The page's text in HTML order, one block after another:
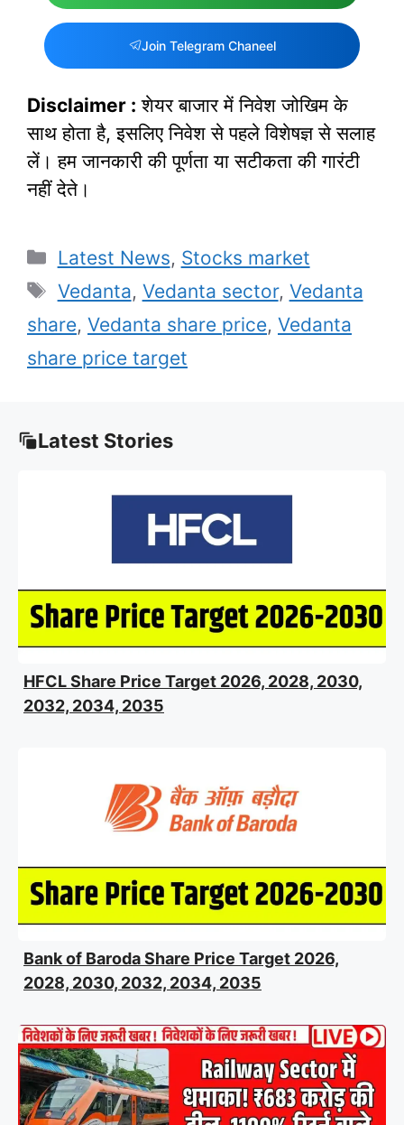
Join Telegram Chaneel
Disclaimer : शेयर बाजार में निवेश जोखिम के
साथ होता है, इसलिए निवेश से पहले विशेषज्ञ से सलाह
लें। हम जानकारी की पूर्णता या सटीकता की गारंटी
नहीं देते।
Categories
Latest News, Stocks market
Tags
Vedanta, Vedanta sector, Vedanta
share, Vedanta share price, Vedanta
share price target
Latest Stories
HFCL Share Price Target 2026, 2028, 2030,
2032, 2034, 2035
Bank of Baroda Share Price Target 2026,
2028, 2030, 2032, 2034, 2035